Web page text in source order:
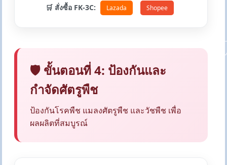
🛒 สั่งซื้อ FK-3C: Lazada Shopee
🛡️ ขั้นตอนที่ 4: ป้องกันและ
กำจัดศัตรูพืช
ป้องกันโรคพืช แมลงศัตรูพืช และวัชพืช เพื่อ
ผลผลิตที่สมบูรณ์